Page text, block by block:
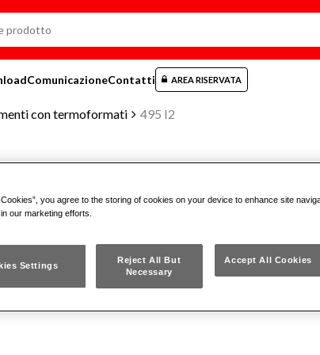
con termoformati 495 I2
ComunicazioneContatti AREA RISERVATA
INDUSTRIA (103
I2
you agree to the storing of cookies on your device to enhance site
our marketing efforts.
Settings
Reject All But
Necessary
Accept All Cookies